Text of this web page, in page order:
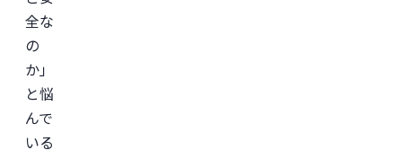
全な
の
か」
と悩
んで
いる